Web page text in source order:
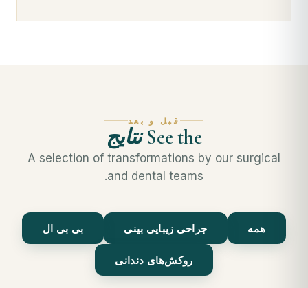
قبل و بعد
See the نتایج
A selection of transformations by our surgical
and dental teams.
همه جراحی زیبایی بینی بی بی ال
روکش‌های دندانی